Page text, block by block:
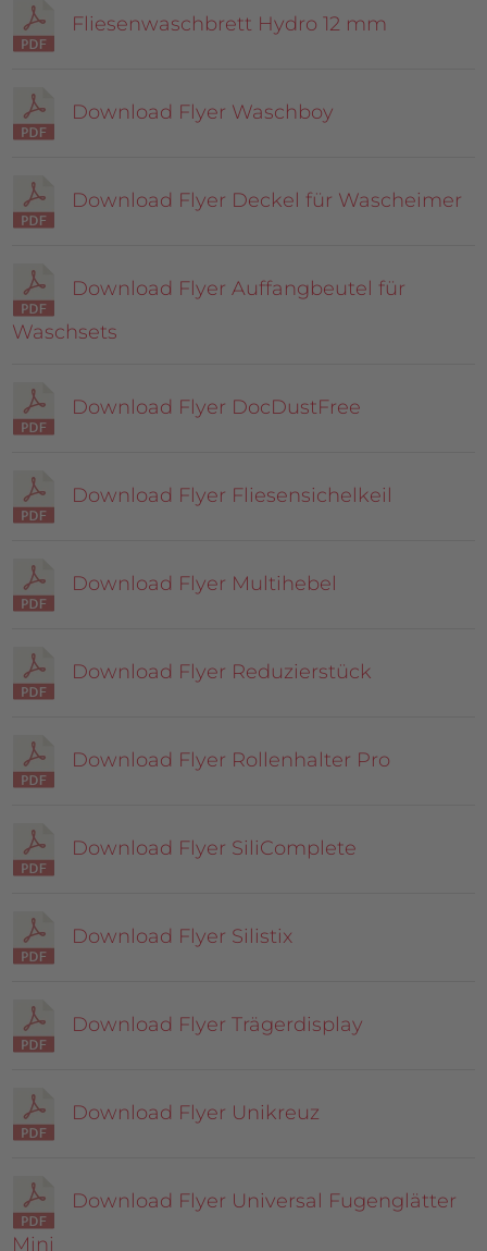
Fliesenwaschbrett Hydro 12 mm
Download Flyer Waschboy
Download Flyer Deckel für Wascheimer
Download Flyer Auffangbeutel für
Waschsets
Download Flyer DocDustFree
Download Flyer Fliesensichelkeil
Download Flyer Multihebel
Download Flyer Reduzierstück
Download Flyer Rollenhalter Pro
Download Flyer SiliComplete
Download Flyer Silistix
Download Flyer Trägerdisplay
Download Flyer Unikreuz
Download Flyer Universal Fugenglätter
Mini